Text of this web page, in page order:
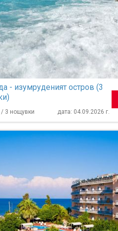
- изумруденият остров (3
/ 3 нощувки дата: 04.09.2026 г.